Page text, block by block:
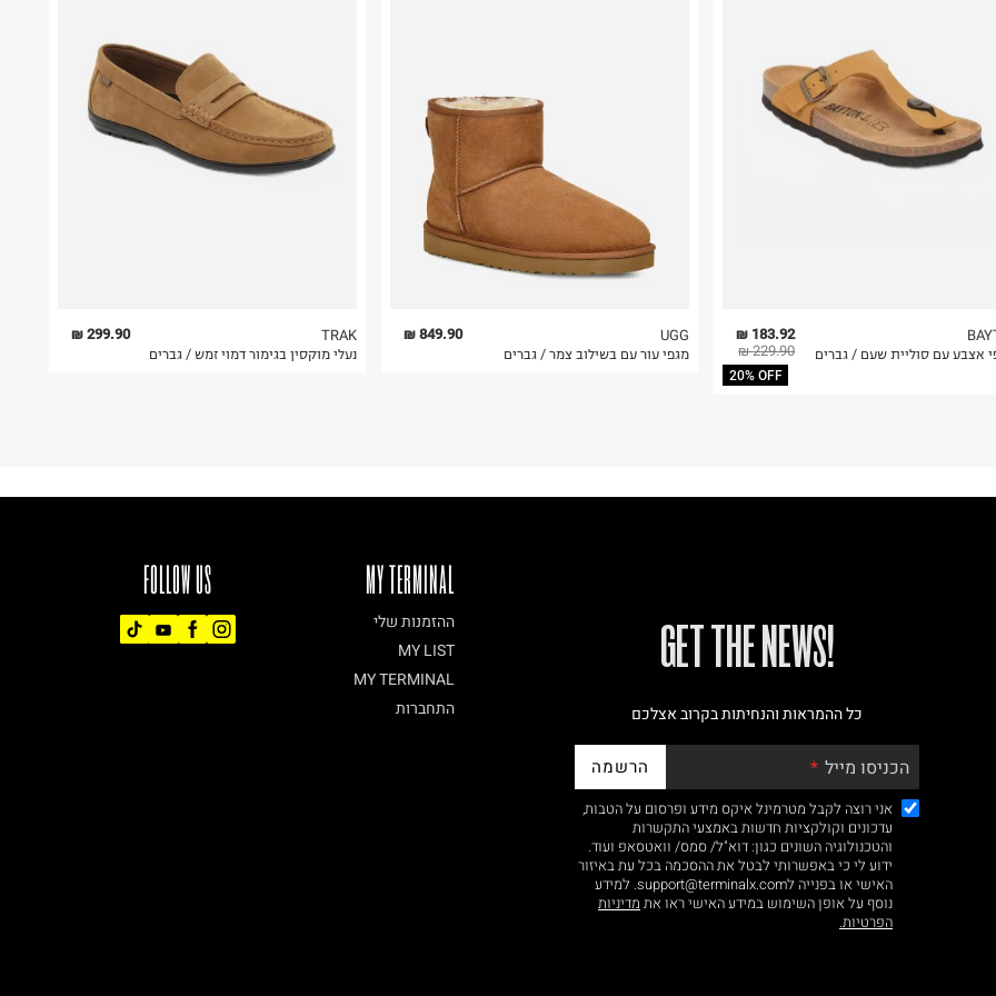
299.90 ₪
TRAK
נעלי מוקסין בגימור דמוי זמש / גברים
849.90 ₪
UGG
מגפי עור עם בשילוב צמר / גברים
183.92 ₪
229.90 ₪
20% OFF
אצבע עם סוליית שעם / גברים
FOLLOW US MY TERMINAL
ההזמנות שלי
MY LIST
MY TERMINAL
התחברות
!GET THE NEWS
כל ההמראות והנחיתות בקרוב אצלכם
הכניסו מייל הרשמה
אני רוצה לקבל מטרמינל איקס מידע ופרסום על הטבות,
עדכונים וקולקציות חדשות באמצעי התקשרות
והטכנולוגיה השונים כגון: דוא"ל/ סמס/ וואטסאפ ועוד.
ידוע לי כי באפשרותי לבטל את ההסכמה בכל עת באיזור
האישי או בפנייה לsupport@terminalx.com. למידע
נוסף על אופן השימוש במידע האישי ראו את מדיניות
הפרטיות.